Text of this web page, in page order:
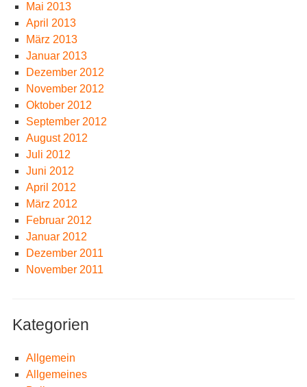
Mai 2013
April 2013
März 2013
Januar 2013
Dezember 2012
November 2012
Oktober 2012
September 2012
August 2012
Juli 2012
Juni 2012
April 2012
März 2012
Februar 2012
Januar 2012
Dezember 2011
November 2011
Kategorien
Allgemein
Allgemeines